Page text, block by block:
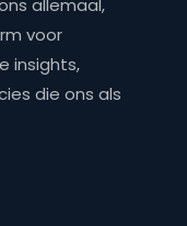
allemaal,
voor
insights,
die ons als